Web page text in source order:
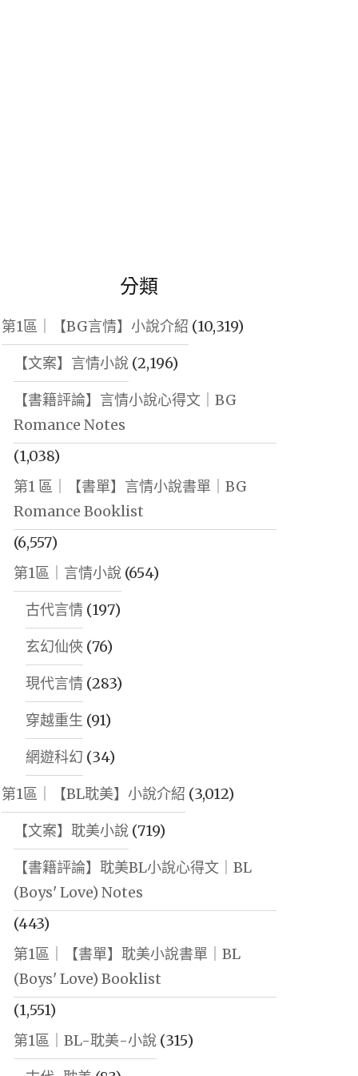
分類
第1區｜【BG言情】小說介紹 (10,319)
【文案】言情小說(2,196)
【書籍評論】言情小說心得文｜BG
Romance Notes
(1,038)
第1 區｜【書單】言情小說書單｜BG
Romance Booklist
(6,557)
第1區｜言情小說(654)
古代言情(197)
玄幻仙俠 (76)
現代言情(283)
穿越重生 (91)
網遊科幻 (34)
第1區｜【BL耽美】小說介紹 (3,012)
【文案】耽美小說(719)
【書籍評論】耽美BL小說心得文｜BL
(Boys' Love) Notes
(443)
第1區｜【書單】耽美小說書單｜BL
(Boys' Love) Booklist
(1,551)
第1區｜BL-耽美-小說(315)